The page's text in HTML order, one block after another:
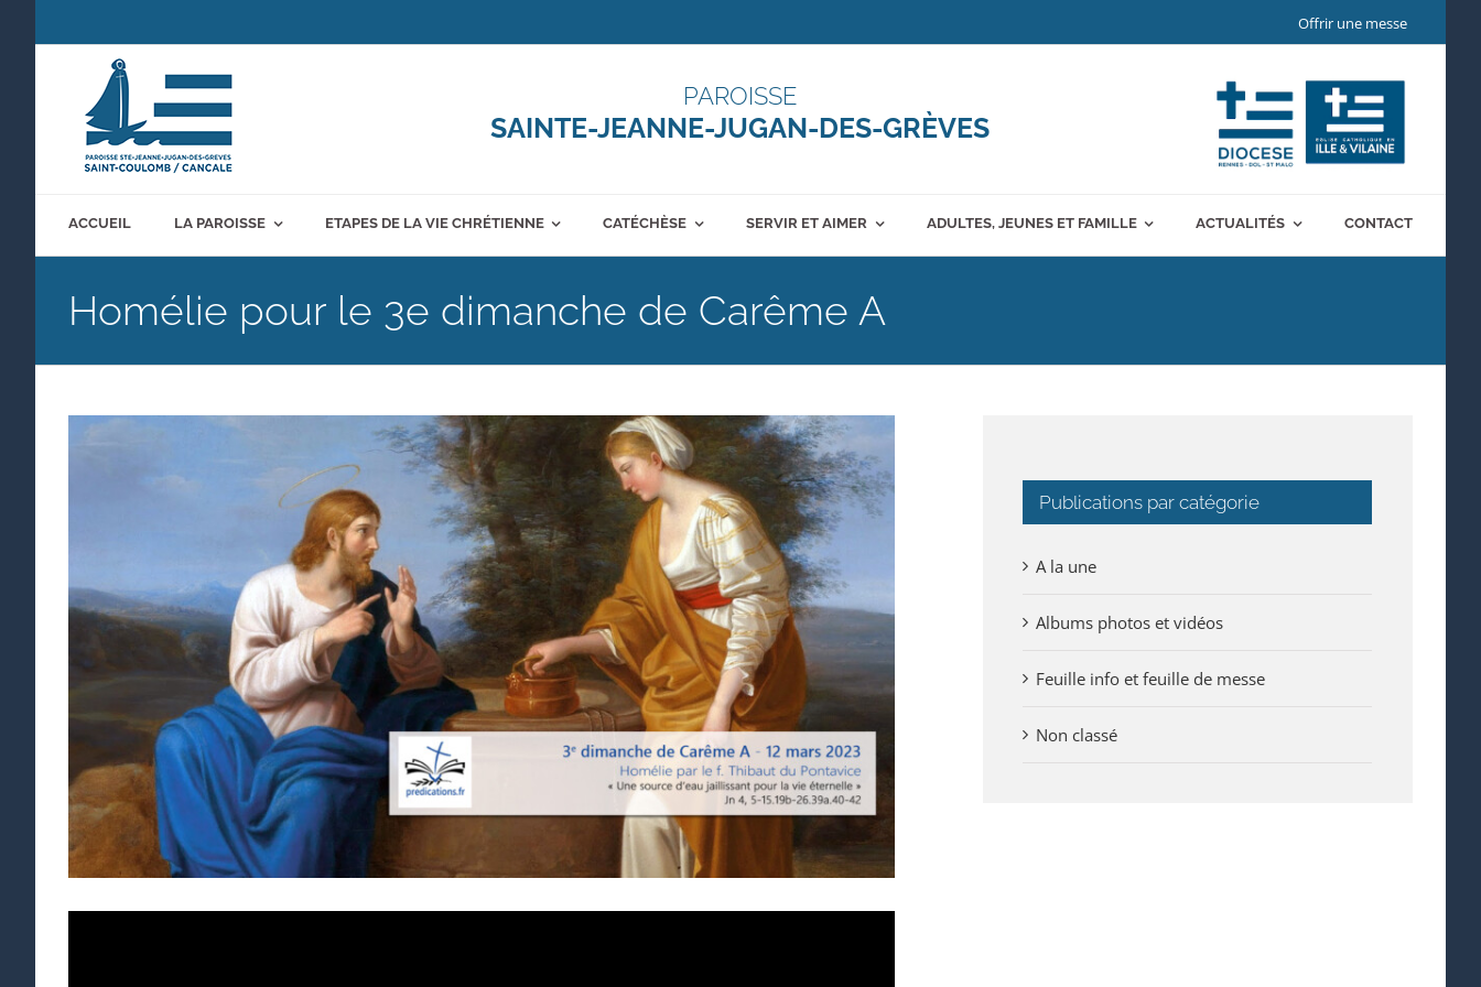
Offrir une messe
PAROISSE
SAINTE-JEANNE-JUGAN-DES-GRÈVES
ACCUEIL LA PAROISSE ETAPES DE LA VIE CHRÉTIENNE CATÉCHÈSE SERVIR ET AIMER ADULTES, JEUNES ET FAMILLE ACTUALITÉS CONTACT
Homélie pour le 3e dimanche de Carême A
Voir
Publications par catégorie
A la une
Albums photos et vidéos
Feuille info et feuille de messe
Non classé